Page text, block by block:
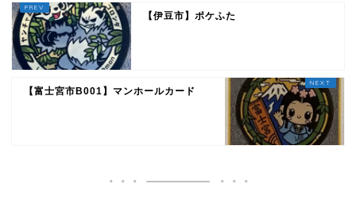
【伊豆市】ポケふた
【富士宮市B001】マンホールカード